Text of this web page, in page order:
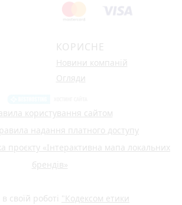
КОРИСНЕ
Новини компаній
Огляди
користування сайтом
надання платного доступу
проєкту «Інтерактивна мапа локальних
брендів»
своїй роботі "Кодексом етики